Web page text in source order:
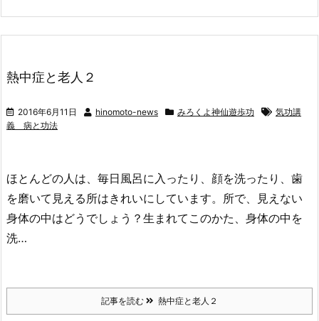
熱中症と老人２
2016年6月11日 hinomoto-news みろくよ神仙遊歩功
気功講
義 病と功法
ほとんどの人は、毎日風呂に入ったり、顔を洗ったり、歯
を磨いて見える所はきれいにしています。所で、見えない
身体の中はどうでしょう？生まれてこのかた、身体の中を
洗…
記事を読む 熱中症と老人２